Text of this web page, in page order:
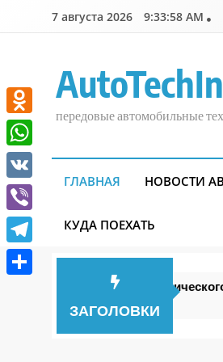
7 августа 2026 9:33:59 AM
передовые автомобильные
ГЛАВНАЯ НОВОСТИ
КУДА ПОЕХАТЬ
ЗАГОЛОВКИ
технического
Odnoklassniki
WhatsApp
VK
Viber
Telegram